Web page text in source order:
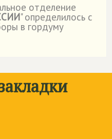
отделение
" определилось с
в гордуму